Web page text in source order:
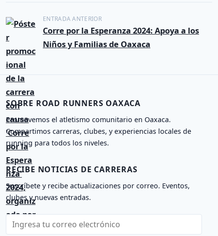
N
a
v
e
g
a
c
i
ó
n
d
e
e
n
ENTRADA ANTERIOR
Corre por la Esperanza 2024: Apoya a los
Niños y Familias de Oaxaca
SOBRE ROAD RUNNERS OAXACA
Promovemos el atletismo comunitario en Oaxaca.
Compartimos carreras, clubes, y experiencias locales de
running para todos los niveles.
RECIBE NOTICIAS DE CARRERAS
Suscríbete y recibe actualizaciones por correo. Eventos,
clubes y nuevas entradas.